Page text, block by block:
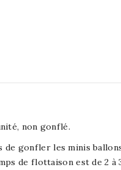
non gonflé.
de gonfler les minis
de flottaison est de 2 à